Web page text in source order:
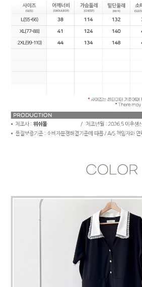
페이코 라이
구매